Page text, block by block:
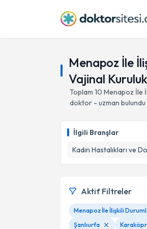
Menapoz İle
Vajinal
Toplam 10 Menapoz İle
doktor - uzman bulundu
İlgili Branşlar
Kadın Hastalıkları ve
Aktif Filtreler
Şanlıurfa